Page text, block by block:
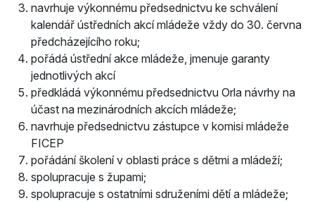
navrhuje výkonnému předsednictvu ke schválení
kalendář ústředních akcí mládeže vždy do 30. června
předcházejícího roku;
pořádá ústřední akce mládeže, jmenuje garanty
jednotlivých akcí
předkládá výkonnému předsednictvu Orla návrhy na
účast na mezinárodních akcích mládeže;
navrhuje předsednictvu zástupce v komisi mládeže
FICEP
pořádání školení v oblasti práce s dětmi a mládeží;
spolupracuje s župami;
spolupracuje s ostatními sdruženími dětí a mládeže;